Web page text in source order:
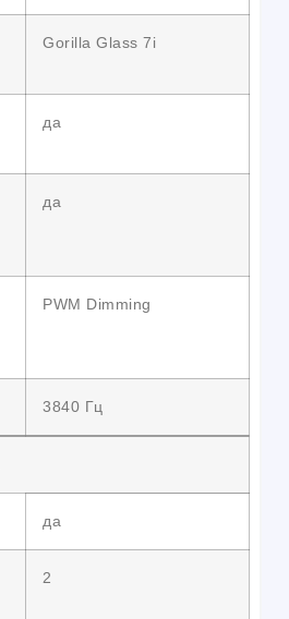
Gorilla Glass 7i
да
да
PWM Dimming
3840 Гц
да
2